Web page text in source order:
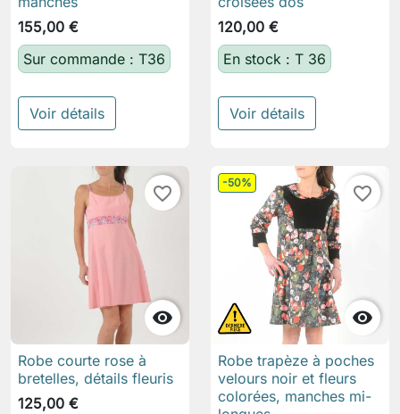
155,00 €
Sur commande : T36
Voir détails
120,00 €
En stock : T 36
Voir détails

favorite_border
Robe courte rose à
bretelles, détails fleuris
125,00 €
-50%

favorite_border
Robe trapèze à poches
velours noir et fleurs
colorées, manches mi-